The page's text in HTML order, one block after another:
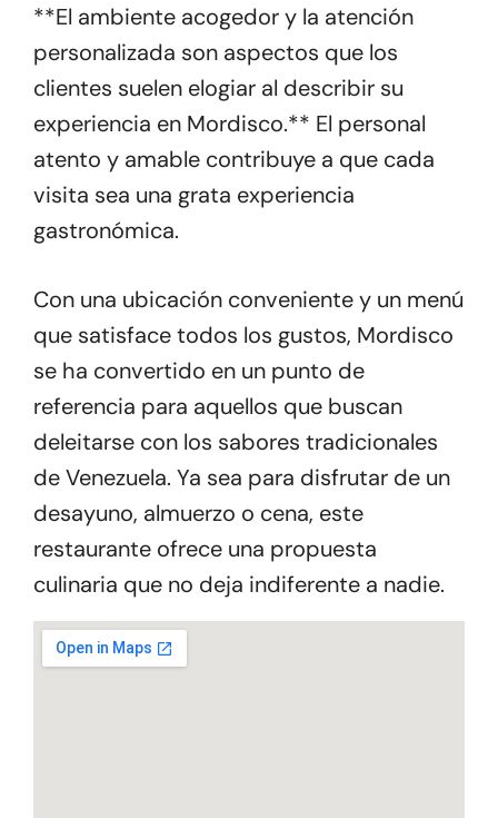
**El ambiente acogedor y la atención
personalizada son aspectos que los
clientes suelen elogiar al describir su
experiencia en Mordisco.** El personal
atento y amable contribuye a que cada
visita sea una grata experiencia
gastronómica.
Con una ubicación conveniente y un menú
que satisface todos los gustos, Mordisco
se ha convertido en un punto de
referencia para aquellos que buscan
deleitarse con los sabores tradicionales
de Venezuela. Ya sea para disfrutar de un
desayuno, almuerzo o cena, este
restaurante ofrece una propuesta
culinaria que no deja indiferente a nadie.